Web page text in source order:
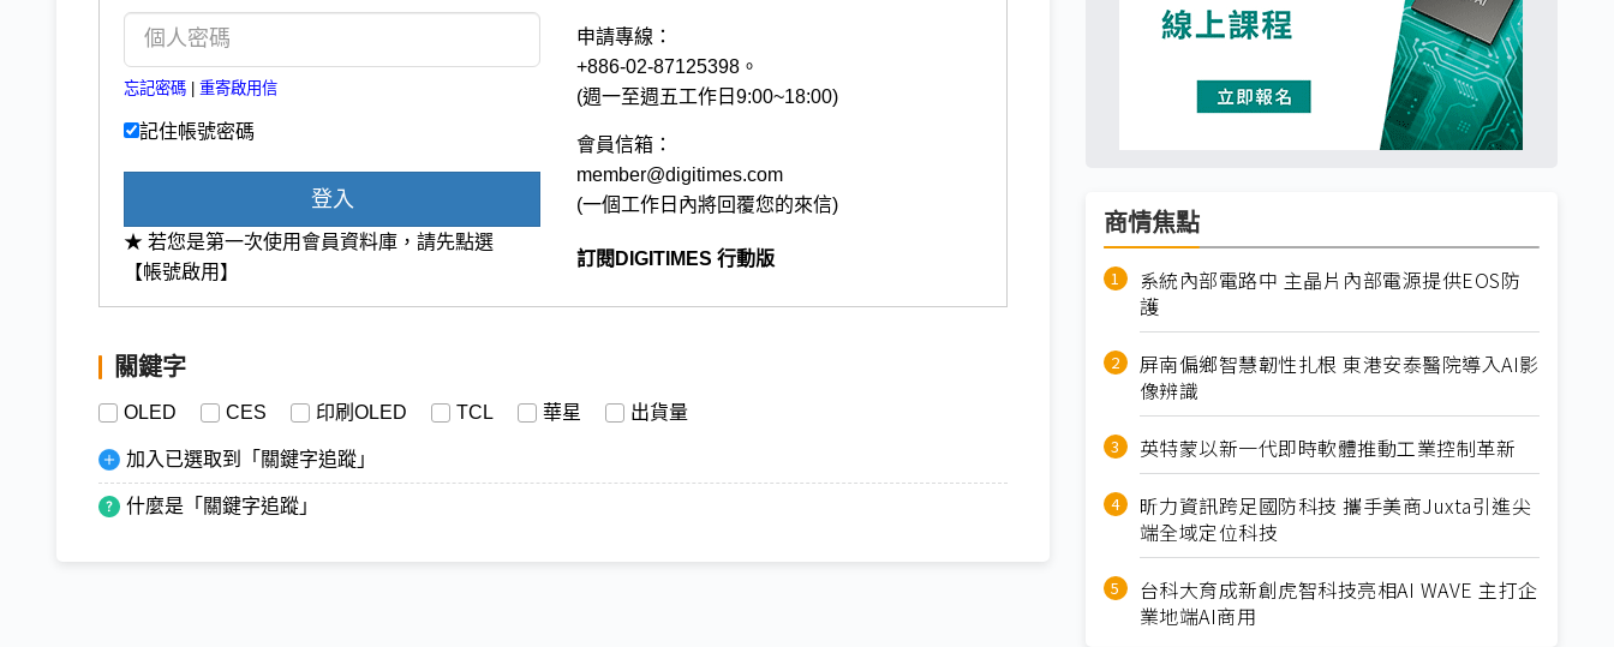
忘記密碼 重寄啟用信
記住帳號密碼
登入
★ 若您是第一次使用會員資料庫，請先點選
【帳號啟用】
申請專線：
+886-02-87125398。
(週一至週五工作日9:00~18:00)
會員信箱：
member@digitimes.com
(一個工作日內將回覆您的來信)
訂閱DIGITIMES 行動版
關鍵字
OLED CES 印刷OLED TCL 華星 出貨量
加入已選取到「關鍵字追蹤」
什麼是「關鍵字追蹤」
商情焦點
系統內部電路中 主晶片內部電源提供EOS防
護
屏南偏鄉智慧韌性扎根 東港安泰醫院導入AI影
像辨識
英特蒙以新一代即時軟體推動工業控制革新
昕力資訊跨足國防科技 攜手美商Juxta引進尖
端全域定位科技
台科大育成新創虎智科技亮相AI WAVE 主打企
業地端AI商用